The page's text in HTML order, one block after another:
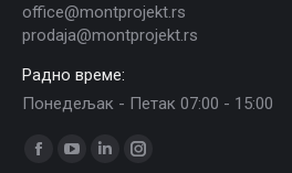
office@montprojekt.rs
prodaja@montprojekt.rs
Радно време:
Понедељак - Петак 07:00 - 15:00
Find us on:
FacebookYouTubeLinkedinInstagram